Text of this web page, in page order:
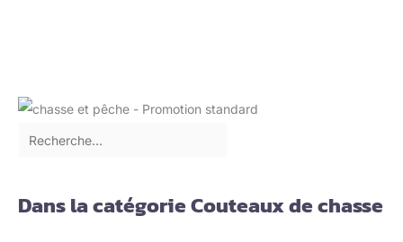
Dans la catégorie Couteaux de chasse